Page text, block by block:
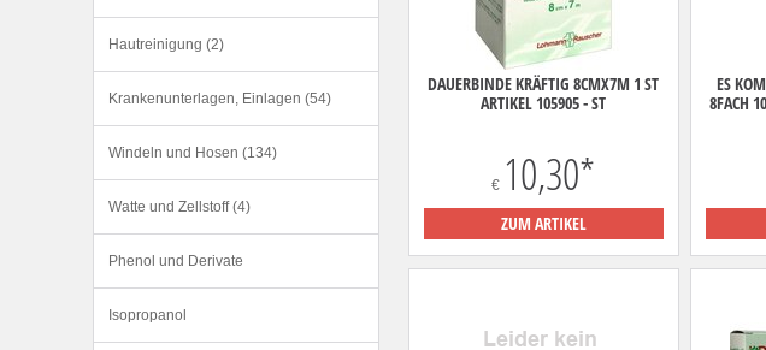
DAUERBINDE KRÄFTIG 8CMX7M 1 ST
ARTIKEL 105905 - ST
€ 10,30*
ZUM ARTIKEL
ES
8FACH
Hautreinigung (2)
Krankenunterlagen, Einlagen (54)
Windeln und Hosen (134)
Watte und Zellstoff (4)
Phenol und Derivate
Isopropanol